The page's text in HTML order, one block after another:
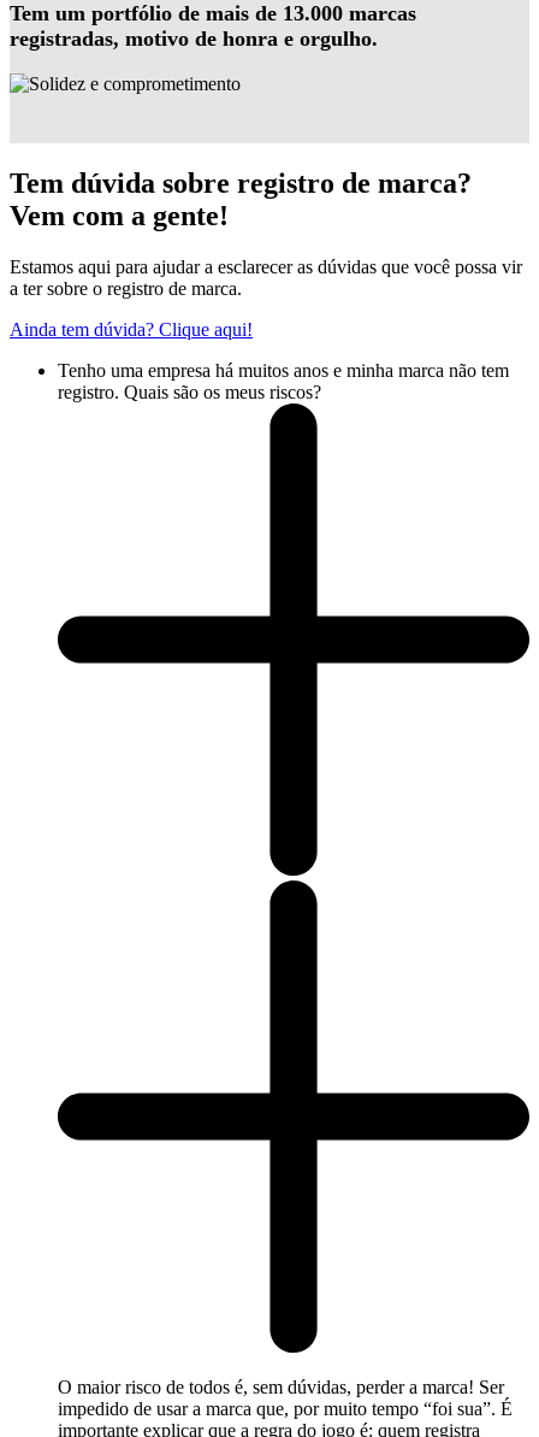
Tem um portfólio de mais de 13.000 marcas
registradas, motivo de honra e orgulho.
Tem dúvida sobre registro de marca?
Vem com a gente!
Estamos aqui para ajudar a esclarecer as dúvidas que você possa vir
a ter sobre o registro de marca.
Ainda tem dúvida? Clique aqui!
Tenho uma empresa há muitos anos e minha marca não tem
registro. Quais são os meus riscos?
O maior risco de todos é, sem dúvidas, perder a marca! Ser
impedido de usar a marca que, por muito tempo “foi sua”. É
importante explicar que a regra do jogo é: quem registra